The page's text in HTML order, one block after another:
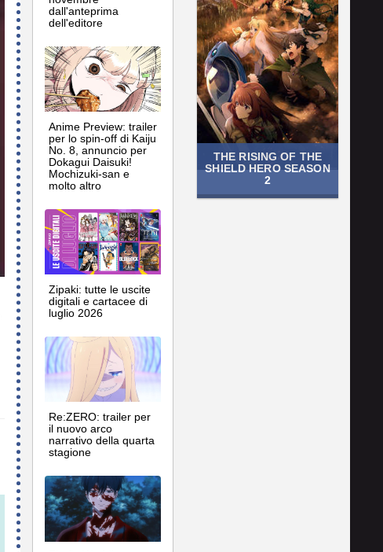
dall'anteprima
dell'editore
Anime Preview: trailer
per lo spin-off di Kaiju
No. 8, annuncio per
Dokagui Daisuki!
Mochizuki-san e
molto altro
Zipaki: tutte le uscite
digitali e cartacee di
luglio 2026
Re:ZERO: trailer per
il nuovo arco
narrativo della quarta
stagione
THE RISING OF THE
SHIELD HERO SEASON
2